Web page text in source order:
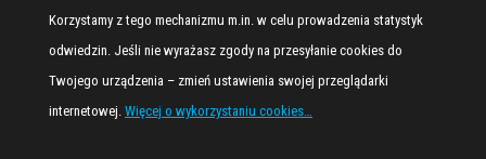
Korzystamy z tego mechanizmu m.in. w celu prowadzenia statystyk
odwiedzin. Jeśli nie wyrażasz zgody na przesyłanie cookies do
Twojego urządzenia – zmień ustawienia swojej przeglądarki
internetowej. Więcej o wykorzystaniu cookies…